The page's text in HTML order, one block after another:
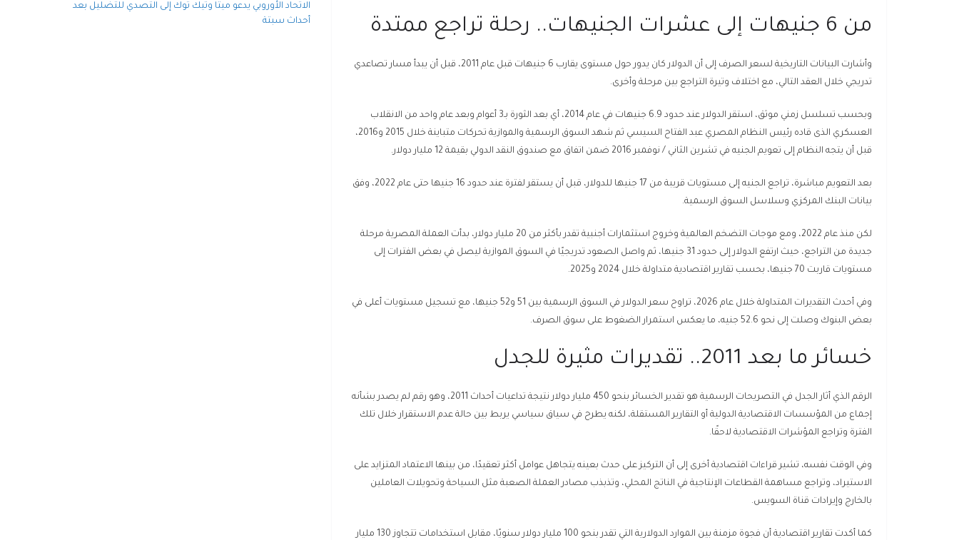
من 6 جنيهات إلى عشرات الجنيهات.. رحلة تراجع ممتدة
وأشارت البيانات التاريخية لسعر الصرف إلى أن الدولار كان يدور حول مستوى يقارب 6 جنيهات قبل عام 2011، قبل أن يبدأ مسار تصاعدي
تدريجي خلال العقد التالي، مع اختلاف وتيرة التراجع بين مرحلة وأخرى.
وبحسب تسلسل زمني موثق، استقر الدولار عند حدود 6.9 جنيهات في عام 2014، أي بعد الثورة بـ3 أعوام وبعد عام واحد من الانقلاب
العسكري الذى قاده رئيس النظام المصري عبد الفتاح السيسي ثم شهد السوق الرسمية والموازية تحركات متباينة خلال 2015 و2016،
قبل أن يتجه النظام إلى تعويم الجنيه في تشرين الثاني / نوفمبر 2016 ضمن اتفاق مع صندوق النقد الدولي بقيمة 12 مليار دولار.
بعد التعويم مباشرة، تراجع الجنيه إلى مستويات قريبة من 17 جنيها للدولار، قبل أن يستقر لفترة عند حدود 16 جنيها حتى عام 2022، وفق
بيانات البنك المركزي وسلاسل السوق الرسمية.
لكن منذ عام 2022، ومع موجات التضخم العالمية وخروج استثمارات أجنبية تقدر بأكثر من 20 مليار دولار، بدأت العملة المصرية مرحلة
جديدة من التراجع، حيث ارتفع الدولار إلى حدود 31 جنيها، ثم واصل الصعود تدريجيًا في السوق الموازية ليصل في بعض الفترات إلى
مستويات قاربت 70 جنيها، بحسب تقارير اقتصادية متداولة خلال 2024 و2025.
وفي أحدث التقديرات المتداولة خلال عام 2026، تراوح سعر الدولار في السوق الرسمية بين 51 و52 جنيها، مع تسجيل مستويات أعلى في
بعض البنوك وصلت إلى نحو 52.6 جنيه، ما يعكس استمرار الضغوط على سوق الصرف.
خسائر ما بعد 2011.. تقديرات مثيرة للجدل
الرقم الذي أثار الجدل في التصريحات الرسمية هو تقدير الخسائر بنحو 450 مليار دولار نتيجة تداعيات أحداث 2011، وهو رقم لم يصدر بشأنه
إجماع من المؤسسات الاقتصادية الدولية أو التقارير المستقلة، لكنه يطرح في سياق سياسي يربط بين حالة عدم الاستقرار خلال تلك
الفترة وتراجع المؤشرات الاقتصادية لاحقًا.
وفي الوقت نفسه، تشير قراءات اقتصادية أخرى إلى أن التركيز على حدث بعينه يتجاهل عوامل أكثر تعقيدًا، من بينها الاعتماد المتزايد على
الاستيراد، وتراجع مساهمة القطاعات الإنتاجية في الناتج المحلي، وتذبذب مصادر العملة الصعبة مثل السياحة وتحويلات العاملين
بالخارج وإيرادات قناة السويس.
كما أكدت تقارير اقتصادية أن فجوة مزمنة بين الموارد الدولارية التي تقدر بنحو 100 مليار دولار سنويًا، مقابل استخدامات تتجاوز 130 مليار
الاتحاد الأوروبي يدعو ميتا وتيك توك إلى التصدي للتضليل بعد
أحداث سبتة